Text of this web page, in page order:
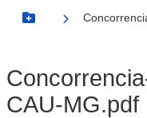
Botão Menu
CAU-MG.pdf